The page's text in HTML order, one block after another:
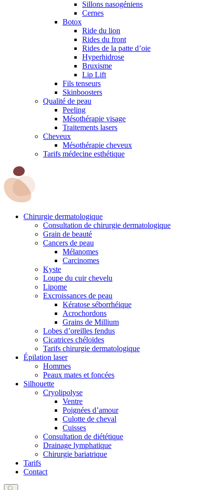
Sillons nasogéniens
Cernes
Botox
Ride du lion
Rides du front
Rides de la patte d’oie
Hyperhidrose
Bruxisme
Lip Lift
Fils tenseurs
Skinboosters
Qualité de peau
Peeling
Mésothérapie visage
Traitements lasers
Cheveux
Mésothérapie cheveux
Tarifs médecine esthétique
Chirurgie dermatologique
Consultation de chirurgie dermatologique
Grain de beauté
Cancers de peau
Mélanomes
Carcinomes
Kyste
Loupe du cuir chevelu
Lipome
Excroissances de peau
Kératose séborrhéique
Acrochordons
Grains de Millium
Lobes d’oreilles fendus
Cicatrices chéloïdes
Tarifs chirurgie dermatologique
Épilation laser
Hommes
Peaux mates et foncées
Silhouette
Cryolipolyse
Ventre
Poignées d’amour
Culotte de cheval
Cuisses
Consultation de diététique
Drainage lymphatique
Chirurgie bariatrique
Tarifs
Contact